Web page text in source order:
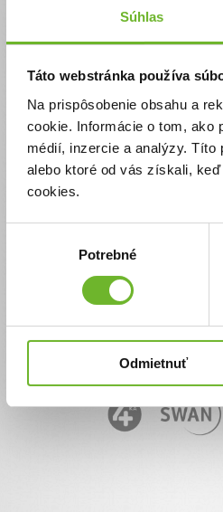
Súhlas
Táto webstránka používa
Na prispôsobenie obsahu a
cookie. Informácie o tom, ako
médií, inzercie a analýzy.
alebo ktoré od vás získali,
cookies.
Potrebné
Odmietnuť